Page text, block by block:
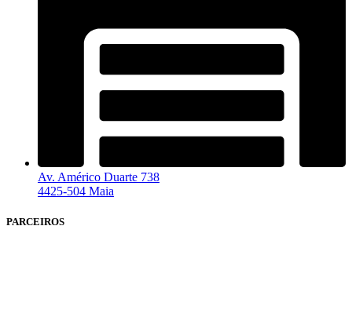
Av. Américo Duarte 738
4425-504 Maia
PARCEIROS